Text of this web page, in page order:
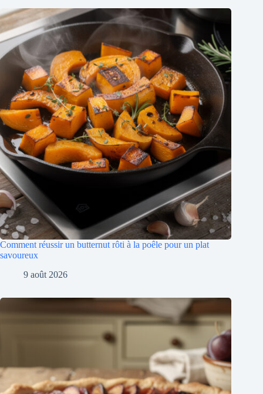
Comment réussir un butternut rôti à la poêle pour un plat
savoureux
9 août 2026